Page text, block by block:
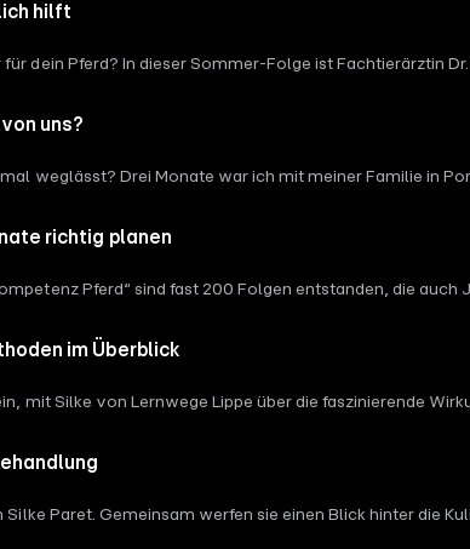
hilft
dein Pferd? In dieser Sommer-Folge ist Fachtierärztin
uns?
weglässt? Drei Monate war ich mit meiner Familie in
davon, wenn du auch ohne Pferd vollständig und
richtig planen
Pferd“ sind fast 200 Folgen entstanden, die
? In dieser Episode erfährst du: Wie du dein Pferd
im Überblick
mit Silke von Lernwege Lippe über die faszinierende
Paret. Gemeinsam werfen sie einen Blick hinter die